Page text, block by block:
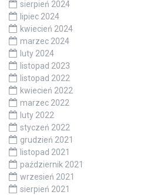
sierpień 2024
lipiec 2024
kwiecień 2024
marzec 2024
luty 2024
listopad 2023
listopad 2022
kwiecień 2022
marzec 2022
luty 2022
styczeń 2022
grudzień 2021
listopad 2021
październik 2021
wrzesień 2021
sierpień 2021